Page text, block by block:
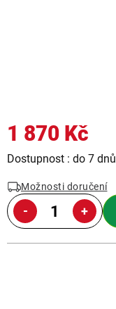
1 870 Kč
Měrná
Dostupnost : do 7 dnů
Možnosti doručení